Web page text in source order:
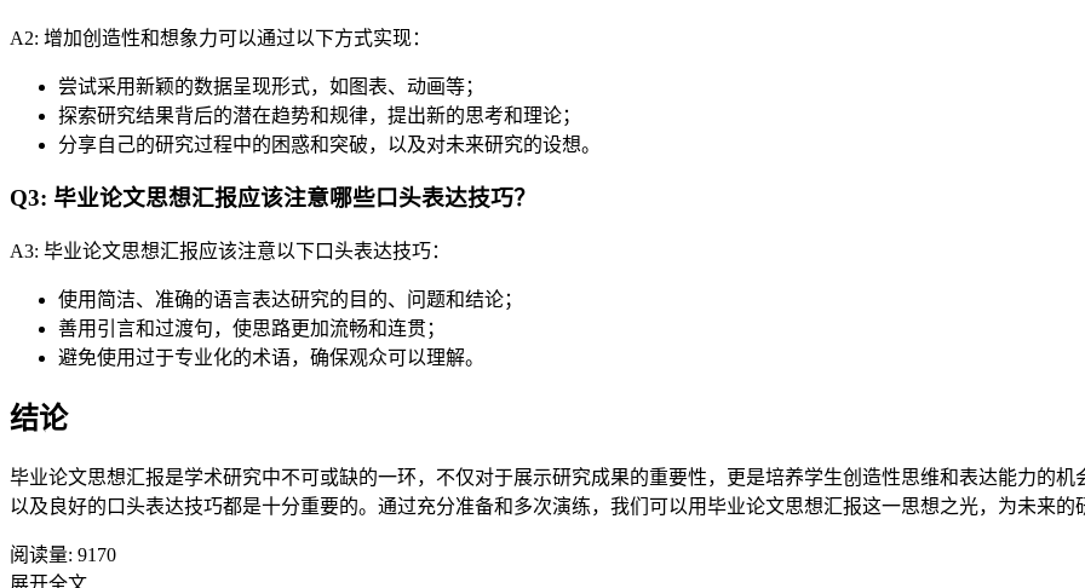
A2: 增加创造性和想象力可以通过以下方式实现：
尝试采用新颖的数据呈现形式，如图表、动画等；
探索研究结果背后的潜在趋势和规律，提出新的思考和理论；
分享自己的研究过程中的困惑和突破，以及对未来研究的设想。
Q3: 毕业论文思想汇报应该注意哪些口头表达技巧？
A3: 毕业论文思想汇报应该注意以下口头表达技巧：
使用简洁、准确的语言表达研究的目的、问题和结论；
善用引言和过渡句，使思路更加流畅和连贯；
避免使用过于专业化的术语，确保观众可以理解。
结论
毕业论文思想汇报是学术研究中不可或缺的一环，不仅对于展示研究成果的重要性，更是培养学生创造性思维和表达能力的
以及良好的口头表达技巧都是十分重要的。通过充分准备和多次演练，我们可以用毕业论文思想汇报这一思想之光，为未来的
阅读量: 9170
展开全文